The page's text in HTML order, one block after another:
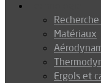
Matériaux
Ergols et